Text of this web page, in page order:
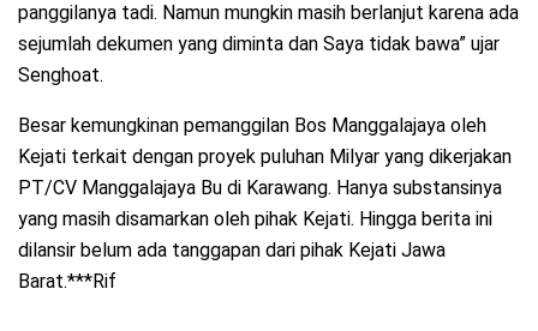
panggilanya tadi. Namun mungkin masih berlanjut karena ada
sejumlah dekumen yang diminta dan Saya tidak bawa” ujar
Senghoat.
Besar kemungkinan pemanggilan Bos Manggalajaya oleh
Kejati terkait dengan proyek puluhan Milyar yang dikerjakan
PT/CV Manggalajaya Bu di Karawang. Hanya substansinya
yang masih disamarkan oleh pihak Kejati. Hingga berita ini
dilansir belum ada tanggapan dari pihak Kejati Jawa
Barat.***Rif